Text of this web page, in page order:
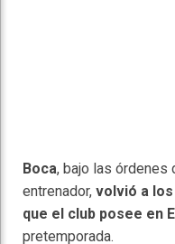
Boca, bajo las órdenes
entrenador, volvió a
que el club posee en
pretemporada.